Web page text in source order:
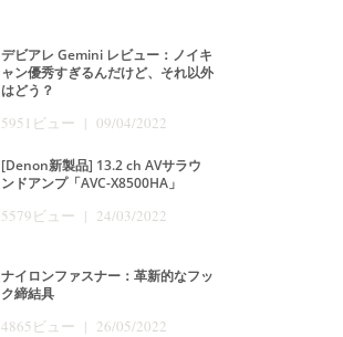
デビアレ Gemini レビュー：ノイキ
ャン優秀すぎるんだけど、それ以外
はどう？
5951ビュー | 09/04/2022
[Denon新製品] 13.2 ch AVサラウ
ンドアンプ「AVC-X8500HA」
5579ビュー | 24/03/2022
ナイロンファスナー：革新的なフッ
ク締結具
4865ビュー | 26/05/2022